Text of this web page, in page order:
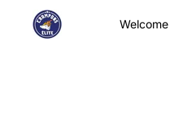
Welcome